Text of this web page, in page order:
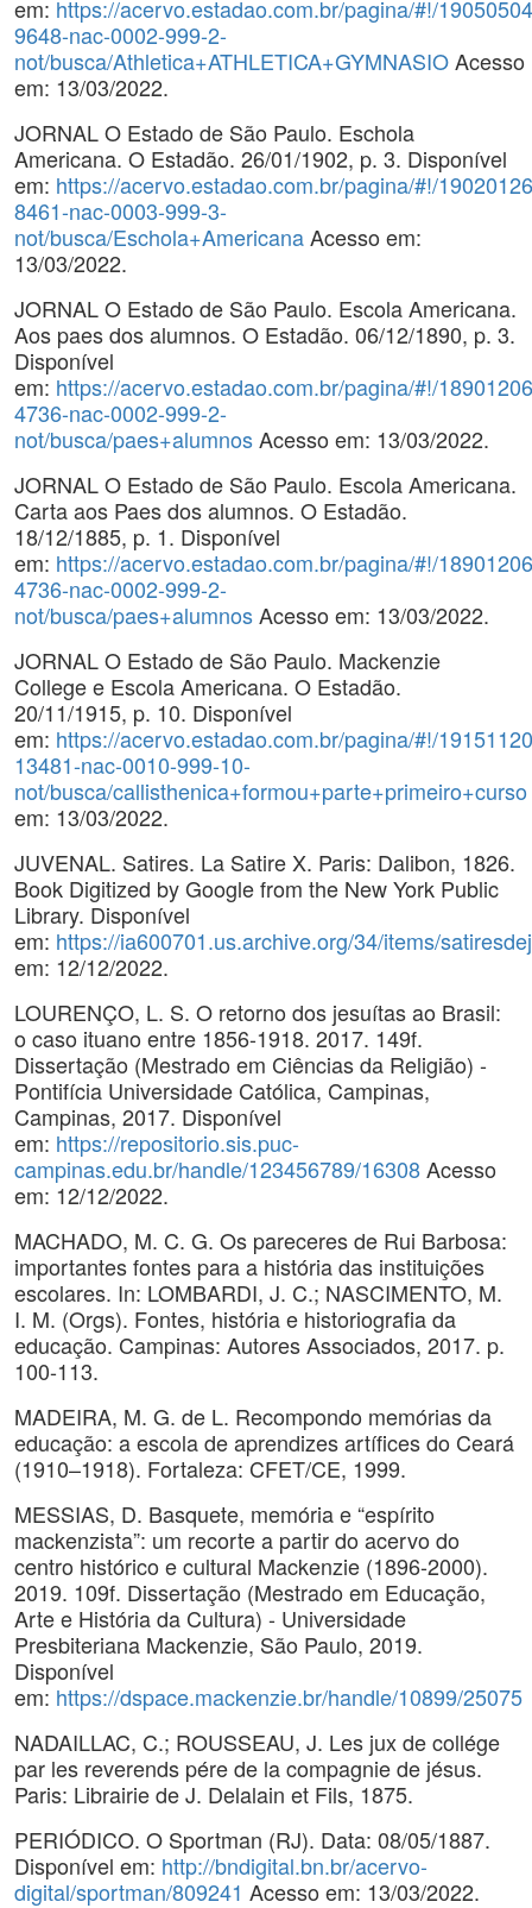
em: https://acervo.estadao.com.br/pagina/#!/
9648-nac-0002-999-2-
not/busca/Athletica+ATHLETICA+GYMNASIOAcesso
em: 13/03/2022.
JORNAL O Estado de São Paulo. Eschola
Americana. O Estadão. 26/01/1902, p. 3. Disponível
em: https://acervo.estadao.com.br/pagina/#!/
8461-nac-0003-999-3-
not/busca/Eschola+AmericanaAcesso em:
13/03/2022.
JORNAL O Estado de São Paulo. Escola Americana.
Aos paes dos alumnos. O Estadão. 06/12/1890, p. 3.
Disponível
em: https://acervo.estadao.com.br/pagina/#!/
4736-nac-0002-999-2-
not/busca/paes+alumnosAcesso em: 13/03/2022.
JORNAL O Estado de São Paulo. Escola Americana.
Carta aos Paes dos alumnos. O Estadão.
18/12/1885, p. 1. Disponível
em: https://acervo.estadao.com.br/pagina/#!/
4736-nac-0002-999-2-
not/busca/paes+alumnosAcesso em: 13/03/2022.
JORNAL O Estado de São Paulo. Mackenzie
College e Escola Americana. O Estadão.
20/11/1915, p. 10. Disponível
em: https://acervo.estadao.com.br/pagina/#!/
13481-nac-0010-999-10-
not/busca/callisthenica+formou+parte+primeiro+curso
em: 13/03/2022.
JUVENAL. Satires. La Satire X. Paris: Dalibon, 1826.
Book Digitized by Google from the New York Public
Library. Disponível
em: https://ia600701.us.archive.org/34/items/
em: 12/12/2022.
LOURENÇO, L. S. O retorno dos jesuítas ao Brasil:
o caso ituano entre 1856-1918. 2017. 149f.
Dissertação (Mestrado em Ciências da Religião) -
Pontifícia Universidade Católica, Campinas,
Campinas, 2017. Disponível
em: https://repositorio.sis.puc-
campinas.edu.br/handle/123456789/16308Acesso
em: 12/12/2022.
MACHADO, M. C. G. Os pareceres de Rui Barbosa:
importantes fontes para a história das instituições
escolares. In: LOMBARDI, J. C.; NASCIMENTO, M.
I. M. (Orgs). Fontes, história e historiografia da
educação. Campinas: Autores Associados, 2017. p.
100-113.
MADEIRA, M. G. de L. Recompondo memórias da
educação: a escola de aprendizes artífices do Ceará
(1910–1918). Fortaleza: CFET/CE, 1999.
MESSIAS, D. Basquete, memória e “espírito
mackenzista”: um recorte a partir do acervo do
centro histórico e cultural Mackenzie (1896-2000).
2019. 109f. Dissertação (Mestrado em Educação,
Arte e História da Cultura) - Universidade
Presbiteriana Mackenzie, São Paulo, 2019.
Disponível
em: https://dspace.mackenzie.br/handle/10899/25075
NADAILLAC, C.; ROUSSEAU, J. Les jux de collége
par les reverends pére de la compagnie de jésus.
Paris: Librairie de J. Delalain et Fils, 1875.
PERIÓDICO. O Sportman (RJ). Data: 08/05/1887.
Disponível em: http://bndigital.bn.br/acervo-
digital/sportman/809241 Acesso em: 13/03/2022.